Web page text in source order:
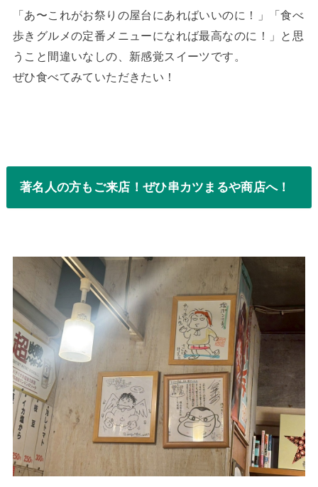
「あ〜これがお祭りの屋台にあればいいのに！」「食べ
歩きグルメの定番メニューになれば最高なのに！」と思
うこと間違いなしの、新感覚スイーツです。
ぜひ食べてみていただきたい！
著名人の方もご来店！ぜひ串カツまるや商店へ！